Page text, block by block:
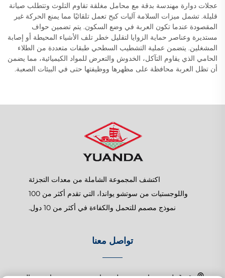
عجلات دوارة مهندسة بدقة مع محامل مغلقة تقاوم التلوث وتتطلب صيانة
قليلة. تشمل ميزات السلامة آليات كبح تعمل تلقائيًا مما يمنع الحركة غير
المقصودة عندما تكون العربة في وضع السكون. يتم تضمين حواف
مستديرة وعناصر حماية الزوايا لتقليل خطر تلف الأشياء المحيطة أو إصابة
المشغلين. يتضمن عملية التشطيب السطحي طبقات متعددة من الطلاء
الحامي الذي يقاوم التآكل، الخدوش والتعرض للمواد الكيميائية، مما يضمن
أن تظل العربة محافظة على مظهرها ووظيفتها حتى في البيئات الصعبة.
اكتشف المجموعة الشاملة من معدات التجزئة
واللوجستيات من سوتشو يواندا، التي تقدم أكثر من 100
نموذج مصمم للتحمل والكفاءة في أكثر من 10 دول.
تواصل معنا